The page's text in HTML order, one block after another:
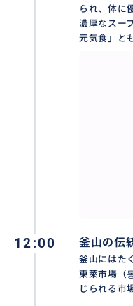
られ、体に
濃厚なスー
元気食」と
12:00 釜山の伝
釜山にはた
東萊市場（
じられる市